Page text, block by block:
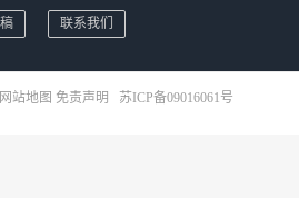
联系我们
网站地图 免责声明 苏ICP备09016061号